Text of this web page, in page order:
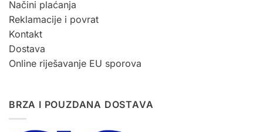
Načini plaćanja
Reklamacije i povrat
Kontakt
Dostava
Online riješavanje EU sporova
BRZA I POUZDANA DOSTAVA